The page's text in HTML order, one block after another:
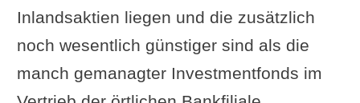
Inlandsaktien liegen und die zusätzlich
noch wesentlich günstiger sind als die
manch gemanagter Investmentfonds im